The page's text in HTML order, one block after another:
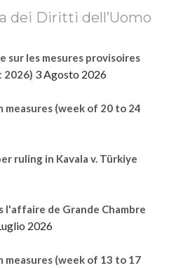
dei Diritti dell’Uomo
sur les mesures provisoires
2026) 3 Agosto 2026
(week of 20 to 24
ruling in Kavala v. Türkiye
l'affaire de Grande Chambre
2026
(week of 13 to 17